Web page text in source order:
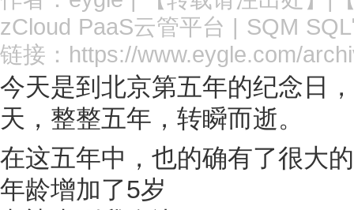
zCloud PaaS云管平台 | SQM
链接： https://www.eygle.com/
今天是到北京第五年的纪念日
天，整整五年，转瞬而逝。
在这五年中，也的确有了很大
年龄增加了5岁